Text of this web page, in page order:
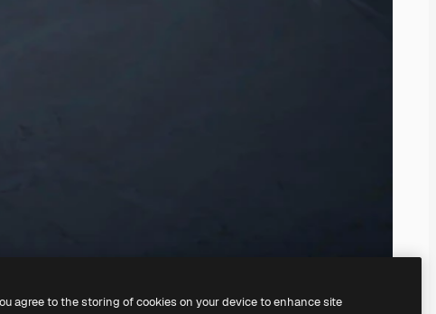
agree to the storing of cookies on your device to enhance site